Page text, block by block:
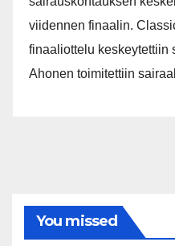
viidennen finaalin.
finaaliottelu keskeytettiin
Ahonen toimitettiin
You missed